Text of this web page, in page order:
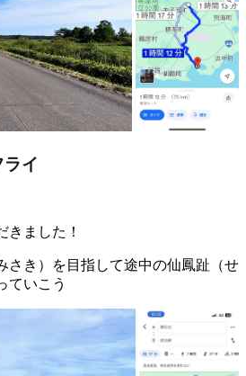
イ
きました！
さき）を目指して途中の仙鳳趾（せ
ていこう